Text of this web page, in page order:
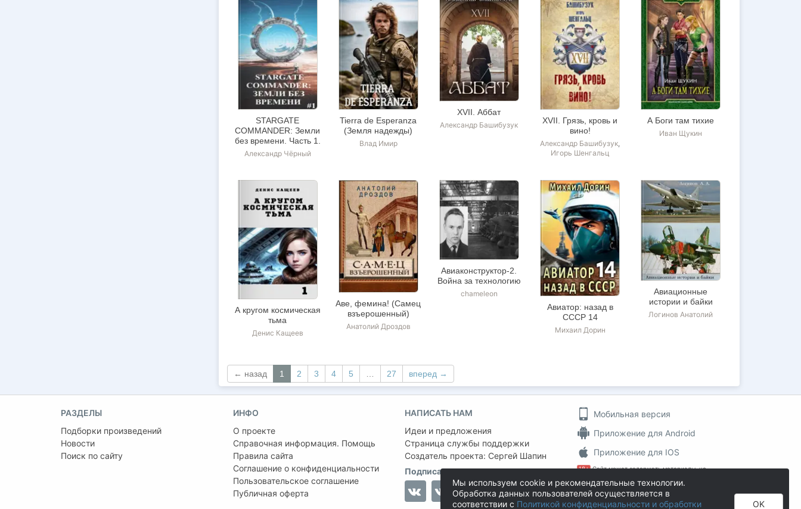
STARGATE
COMMANDER: Земли
без времени. Часть 1.
Александр Чёрный
Tierra de Esperanza
(Земля надежды)
Влад Имир
XVII. Аббат
Александр Башибузук
XVII. Грязь, кровь и
вино!
Александр Башибузук
Игорь Шенгальц
А Боги там тихие
Иван Щукин
А кругом космическая
тьма
Денис Кащеев
Аве, фемина! (Самец
взъерошенный)
Анатолий Дроздов
Авиаконструктор-2.
Война за технологию
chameleon
Авиатор: назад в
СССР 14
Михаил Дорин
Авиационные
истории и байки
Логинов Анатолий
← назад 1 2 3 4 5 27 вперед →
РАЗДЕЛЫ
Подборки произведений
Новости
Поиск по сайту
ИНФО
О проекте
Справочная информация. Помощь
Правила сайта
Соглашение о конфиденциальности
Пользовательское соглашение
Публичная оферта
НАПИСАТЬ НАМ
Идеи и предложения
Страница службы поддержки
Создатель проекта: Сергей Шапин
Подписаться на нас
Мобильная версия
Приложение для Android
Приложение для IOS
18+ Сайт может содержать материалы, не
достигшими 18 лет!
На информационном ресурсе применяются
Мы используем cookie и рекомендательные технологии.
Обработка данных пользователей осуществляется в
соответствии с Политикой конфиденциальности и обработки OK